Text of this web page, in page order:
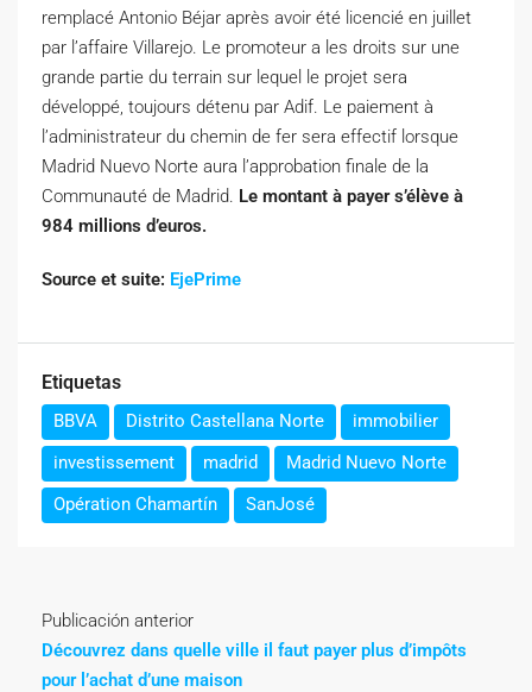
remplacé Antonio Béjar après avoir été licencié en juillet
par l’affaire Villarejo. Le promoteur a les droits sur une
grande partie du terrain sur lequel le projet sera
développé, toujours détenu par Adif. Le paiement à
l’administrateur du chemin de fer sera effectif lorsque
Madrid Nuevo Norte aura l’approbation finale de la
Communauté de Madrid. Le montant à payer s’élève à
984 millions d’euros.
Source et suite: EjePrime
Etiquetas
BBVA Distrito Castellana Norte
immobilier
investissement
madrid
Madrid Nuevo Norte
Opération Chamartín
SanJosé
Publicación anterior
Découvrez dans quelle ville il faut payer plus d’impôts
pour l’achat d’une maison